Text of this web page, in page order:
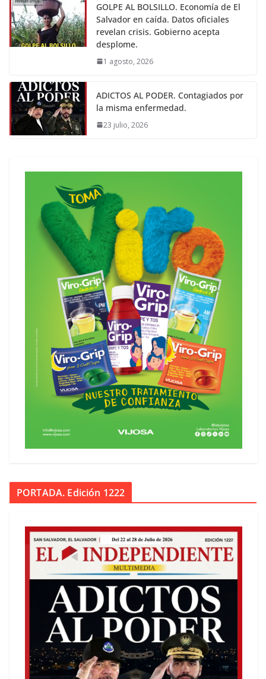
GOLPE AL BOLSILLO. Economía de El
Salvador en caída. Datos oficiales
revelan crisis. Gobierno acepta
desplome.
1 agosto, 2026
ADICTOS AL PODER. Contagiados por
la misma enfermedad.
23 julio, 2026
PORTADA. Edición 1222